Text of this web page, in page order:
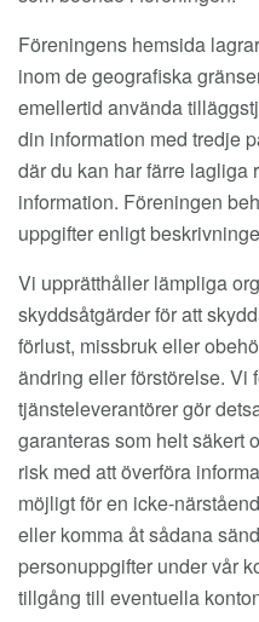
Föreningens hemsida
inom de geografiska
emellertid använda
din information med tredje
där du kan har färre lagliga
information. Föreningen
uppgifter enligt
Vi upprätthåller lämpliga
skyddsåtgärder för att
förlust, missbruk eller
ändring eller förstörelse. Vi
tjänsteleverantörer gör
garanteras som helt säkert
risk med att överföra
möjligt för en icke-
eller komma åt sådana
personuppgifter under vår
tillgång till eventuella